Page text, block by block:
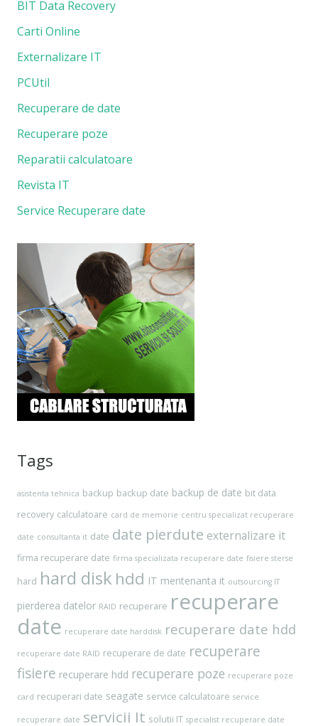
BIT Data Recovery
Carti Online
Externalizare IT
PCUtil
Recuperare de date
Recuperare poze
Reparatii calculatoare
Revista IT
Service Recuperare date
Tags
asistenta tehnica backup backup date backup de date bit data
recovery calculatoare card de memorie centru specializat recuperare
date consultanta it date date pierdute externalizare it
firma recuperare date firma specializata recuperare date fisiere sterse
hard hard disk hdd IT mentenanta it outsourcing IT
pierderea datelor RAID recuperare recuperare
date recuperare date harddisk recuperare date hdd
recuperare date RAID recuperare de date recuperare
fisiere recuperare hdd recuperare poze recuperare poze
card recuperari date seagate service calculatoare service
recuperare date servicii It solutii IT specialist recuperare date